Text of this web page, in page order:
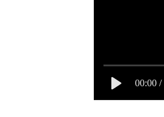
00:00 /